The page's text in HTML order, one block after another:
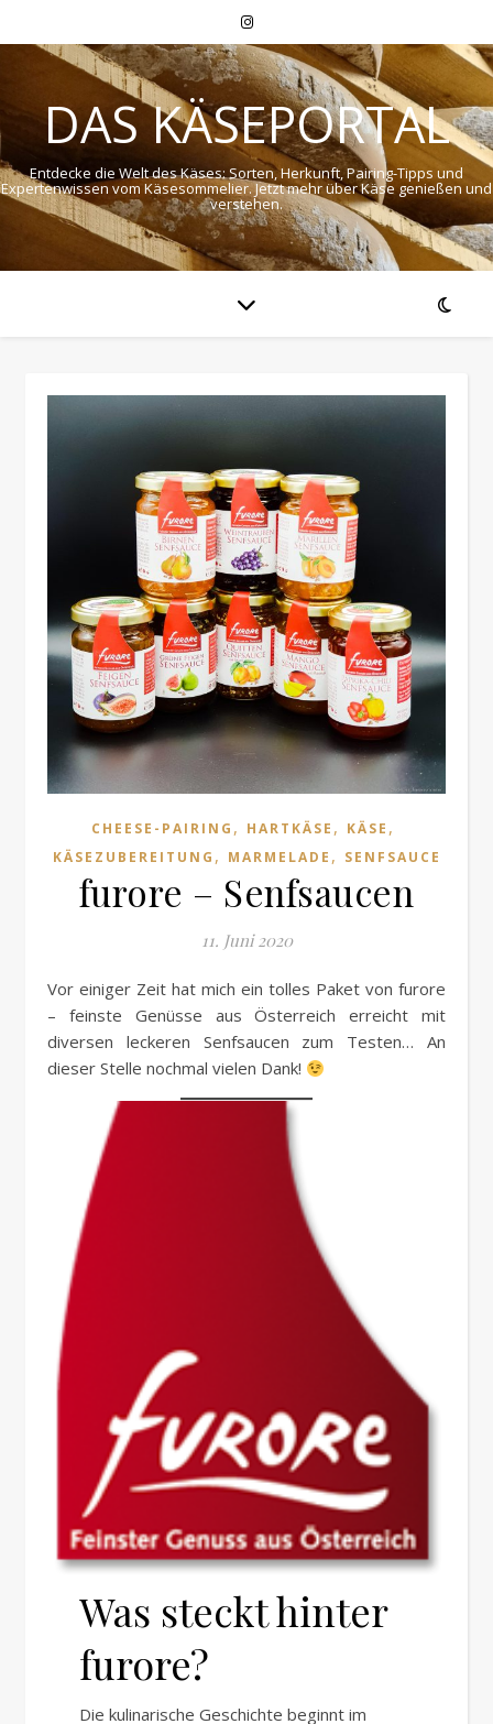
DAS KÄSEPORTAL
Entdecke die Welt des Käses: Sorten, Herkunft, Pairing-Tipps und
Expertenwissen vom Käsesommelier. Jetzt mehr über Käse genießen und
verstehen.
CHEESE-PAIRING , HARTKÄSE , KÄSE ,
KÄSEZUBEREITUNG , MARMELADE , SENFSAUCE
furore – Senfsaucen
11. Juni 2020
Vor einiger Zeit hat mich ein tolles Paket von furore
– feinste Genüsse aus Österreich erreicht mit
diversen leckeren Senfsaucen zum Testen… An
dieser Stelle nochmal vielen Dank!
Was steckt hinter
furore?
Die kulinarische Geschichte beginnt im